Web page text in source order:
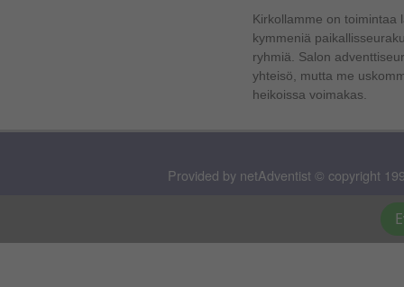
Kirkollamme on toimintaa
kymmeniä
ryhmiä. Salon
yhteisö, mutta me
heikoissa voimakas.
Provided by netAdventist © copyright